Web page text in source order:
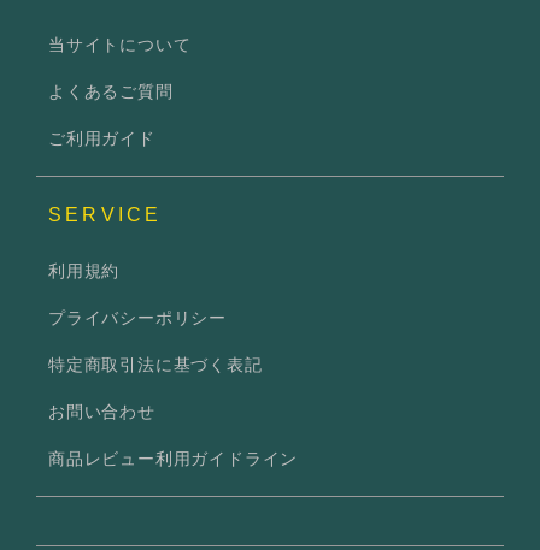
当サイトについて
よくあるご質問
ご利用ガイド
SERVICE
利用規約
プライバシーポリシー
特定商取引法に基づく表記
お問い合わせ
商品レビュー利用ガイドライン